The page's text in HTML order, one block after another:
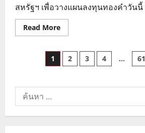
สหรัฐฯ เพื่อวางแผนลงทุนทองคำวันนี้
Read MoreRead
more
ราคา
ทองคำ
วัน
ส่ง
ยุติ
Posts
pagination
1 2 3 4 … 61
ค้นหา
สำหรับ: